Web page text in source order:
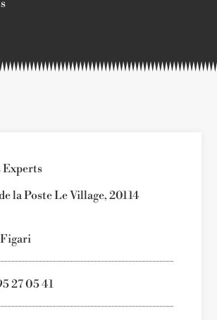
Experts
la Poste Le Village, 20114
27 05 41